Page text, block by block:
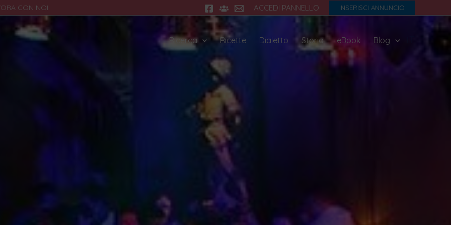
CON NOI ACCEDI PANNELLO INSERISCI ANNUNCIO
Ricerca Ricette Dialetto Storia eBook Blog IT